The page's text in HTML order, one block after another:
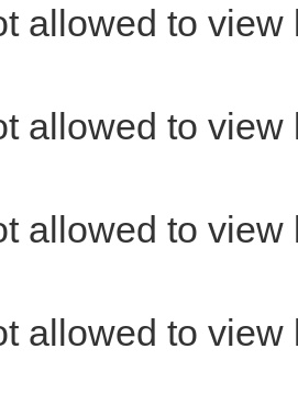
allowed to
allowed to
allowed to
allowed to